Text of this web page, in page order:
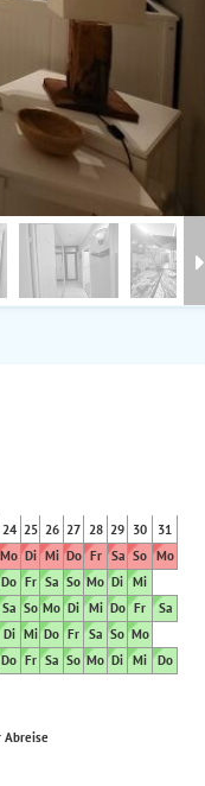
24 25 26 27 28 29 30
31
Mo Di Mi Do Fr Sa So Mo
Do Fr Sa So Mo Di Mi
Sa So Mo Di Mi Do Fr
Sa
Di Mi Do Fr Sa So Mo
Do Fr Sa So Mo Di Mi Do
Abreise